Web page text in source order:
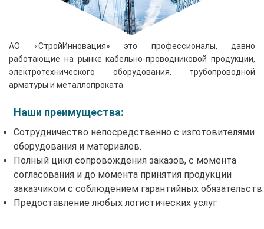
АО «СтройИнновация» это профессионалы, давно
работающие на рынке кабельно-проводниковой продукции,
электротехнического оборудования, трубопроводной
арматуры и металлопроката
Наши преимущества:
Сотрудничество непосредственно с изготовителями
оборудования и материалов.
Полный цикл сопровождения заказов, с момента
согласования и до момента принятия продукции
заказчиком с соблюдением гарантийных обязательств.
Предоставление любых логистических услуг